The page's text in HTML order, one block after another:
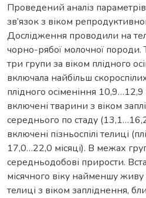
Проведений аналіз
зв’язок з віком
Дослідження проводили на
чорно-рябої молочної породи.
три групи за віком плідного
включала найбільш
плідного осіменіння
включені тварини з віком
середнього по стаду
включені пізньоспілі телиці
17,0…22,0 місяці). В межах
середньодобові прирости.
місячного віку найменшу
телиці з віком запліднення,